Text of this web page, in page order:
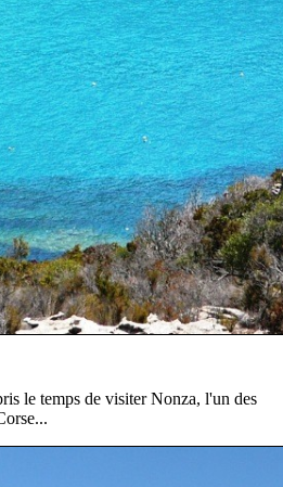
le temps de visiter Nonza, l'un des